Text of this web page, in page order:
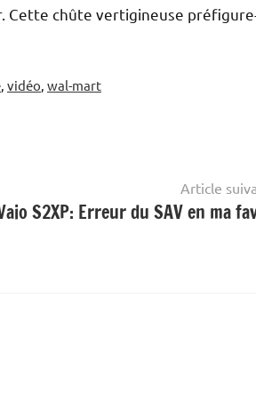
Cette chûte vertigineuse
, vidéo, wal-mart
Article
S2XP: Erreur du SAV en ma